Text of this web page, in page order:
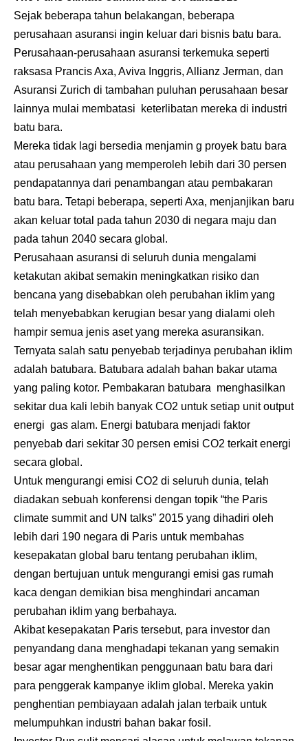
Sejak beberapa tahun belakangan, beberapa
perusahaan asuransi ingin keluar dari bisnis batu bara.
Perusahaan-perusahaan asuransi terkemuka seperti
raksasa Prancis Axa, Aviva Inggris, Allianz Jerman, dan
Asuransi Zurich di tambahan puluhan perusahaan besar
lainnya mulai membatasi keterlibatan mereka di industri
batu bara.
Mereka tidak lagi bersedia menjamin g proyek batu bara
atau perusahaan yang memperoleh lebih dari 30 persen
pendapatannya dari penambangan atau pembakaran
batu bara. Tetapi beberapa, seperti Axa, menjanjikan baru
akan keluar total pada tahun 2030 di negara maju dan
pada tahun 2040 secara global.
Perusahaan asuransi di seluruh dunia mengalami
ketakutan akibat semakin meningkatkan risiko dan
bencana yang disebabkan oleh perubahan iklim yang
telah menyebabkan kerugian besar yang dialami oleh
hampir semua jenis aset yang mereka asuransikan.
Ternyata salah satu penyebab terjadinya perubahan iklim
adalah batubara. Batubara adalah bahan bakar utama
yang paling kotor. Pembakaran batubara menghasilkan
sekitar dua kali lebih banyak CO2 untuk setiap unit output
energi gas alam. Energi batubara menjadi faktor
penyebab dari sekitar 30 persen emisi CO2 terkait energi
secara global.
Untuk mengurangi emisi CO2 di seluruh dunia, telah
diadakan sebuah konferensi dengan topik “the Paris
climate summit and UN talks” 2015 yang dihadiri oleh
lebih dari 190 negara di Paris untuk membahas
kesepakatan global baru tentang perubahan iklim,
dengan bertujuan untuk mengurangi emisi gas rumah
kaca dengan demikian bisa menghindari ancaman
perubahan iklim yang berbahaya.
Akibat kesepakatan Paris tersebut, para investor dan
penyandang dana menghadapi tekanan yang semakin
besar agar menghentikan penggunaan batu bara dari
para penggerak kampanye iklim global. Mereka yakin
penghentian pembiayaan adalah jalan terbaik untuk
melumpuhkan industri bahan bakar fosil.